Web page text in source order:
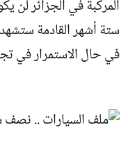
ستة أشهر القادمة ستشهد
في حال الاستمرار في